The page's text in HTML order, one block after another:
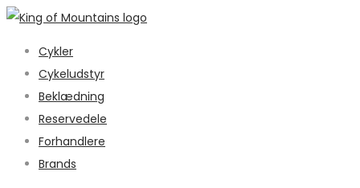
Cykler
Cykeludstyr
Beklædning
Reservedele
Forhandlere
Brands